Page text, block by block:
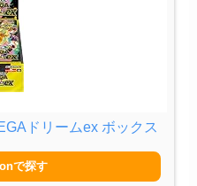
ドリームex ボックス
で探す